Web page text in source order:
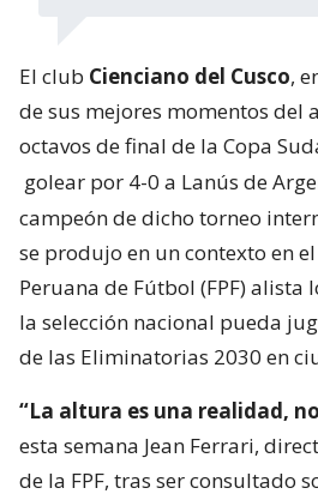
El club Cienciano del Cusco,
de sus mejores momentos del
octavos de final de la Copa
golear por 4-0 a Lanús de
campeón de dicho torneo
se produjo en un contexto en
Peruana de Fútbol (FPF) alista
la selección nacional pueda
de las Eliminatorias 2030 en
“La altura es una realidad,
esta semana Jean Ferrari,
de la FPF, tras ser consultado